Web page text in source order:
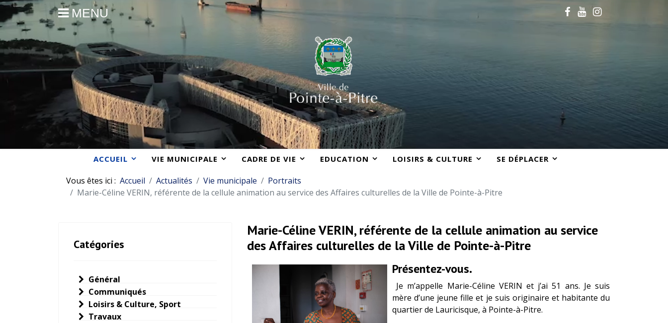
MENU
ACCUEIL VIE MUNICIPALE CADRE DE VIE EDUCATION LOISIRS & CULTURE SE DÉPLACER
Vous êtes ici : Accueil Actualités Vie municipale
Portraits
Marie-Céline VERIN, référente de la cellule animation au service des Affaires culturelles de la Ville de Pointe-à-Pitre
Catégories
Général
Communiqués
Loisirs & Culture, Sport
Travaux
Marie-Céline VERIN, référente de la cellule animation au service
des Affaires culturelles de la Ville de Pointe-à-Pitre
Présentez-vous.
Je m’appelle Marie-Céline VERIN et j’ai 51 ans. Je suis
mère d’une jeune fille et je suis originaire et habitante du
quartier de Lauricisque, à Pointe-à-Pitre.